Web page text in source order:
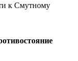
к Смутному